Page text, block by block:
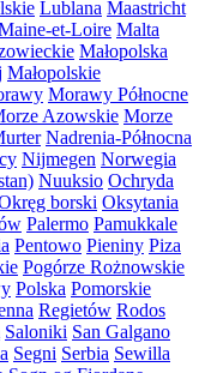
Lublana Maastricht
et-Loire Malta
Małopolska
Małopolskie
Morawy Północne
Azowskie Morze
Nadrenia-Północna
Nijmegen Norwegia
Nuuksio Ochryda
borski Oksytania
Palermo Pamukkale
Pentowo Pieniny Piza
Pogórze Rożnowskie
Polska Pomorskie
Regietów Rodos
Saloniki San Galgano
Segni Serbia Sewilla